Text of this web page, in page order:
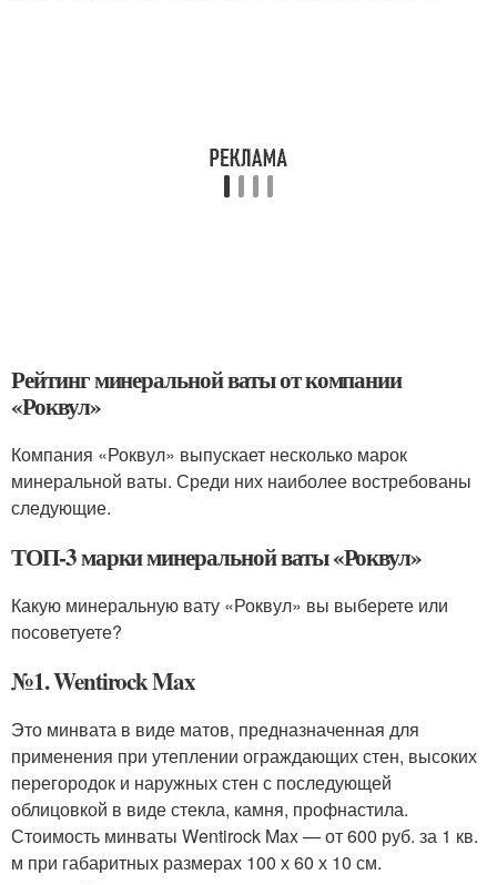
Рейтинг минеральной ваты от компании
«Роквул»
Компания «Роквул» выпускает несколько марок
минеральной ваты. Среди них наиболее востребованы
следующие.
ТОП-3 марки минеральной ваты «Роквул»
Какую минеральную вату «Роквул» вы выберете или
посоветуете?
№1. Wentirock Max
Это минвата в виде матов, предназначенная для
применения при утеплении ограждающих стен, высоких
перегородок и наружных стен с последующей
облицовкой в виде стекла, камня, профнастила.
Стоимость минваты Wentirock Max — от 600 руб. за 1 кв.
м при габаритных размерах 100 х 60 х 10 см.